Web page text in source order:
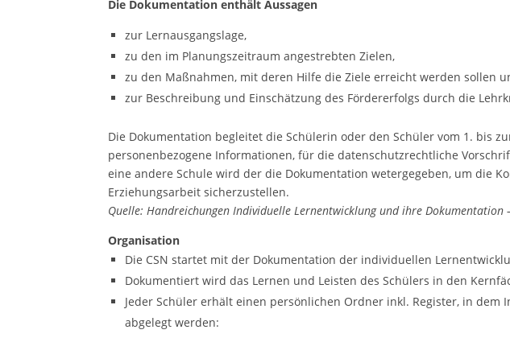
Die Dokumentation enthält Aussagen
zur Lernausgangslage,
zu den im Planungszeitraum angestrebten Zielen,
zu den Maßnahmen, mit deren Hilfe die Ziele erreicht werden sollen
zur Beschreibung und Einschätzung des Fördererfolgs durch die
Die Dokumentation begleitet die Schülerin oder den Schüler vom 1. bis
personenbezogene Informationen, für die datenschutzrechtliche
eine andere Schule wird der die Dokumentation wetergegeben, um die
Erziehungsarbeit sicherzustellen.
Quelle: Handreichungen Individuelle Lernentwicklung und ihre Dokumentation
Organisation
Die CSN startet mit der Dokumentation der individuellen
Dokumentiert wird das Lernen und Leisten des Schülers in den
Jeder Schüler erhält einen persönlichen Ordner inkl. Register, in dem
abgelegt werden: